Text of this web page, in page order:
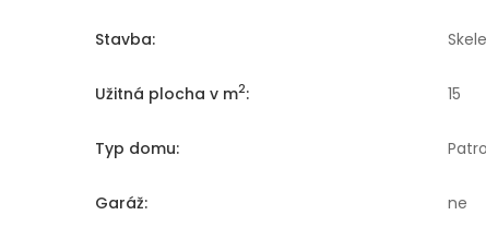
Stavba:
Užitná plocha v m2: 15
Typ domu:
Garáž: ne